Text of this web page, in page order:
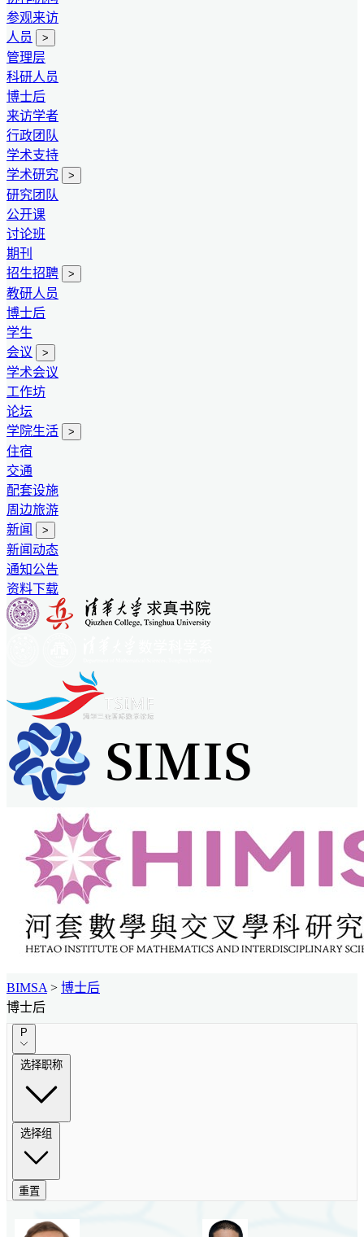
参观来访
人员
>
管理层
科研人员
博士后
来访学者
行政团队
学术支持
学术研究
>
研究团队
公开课
讨论班
期刊
招生招聘
>
教研人员
博士后
学生
会议
>
学术会议
工作坊
论坛
学院生活
>
住宿
交通
配套设施
周边旅游
新闻
>
新闻动态
通知公告
资料下载
BIMSA > 博士后
博士后
P
选择职称
选择组
重置